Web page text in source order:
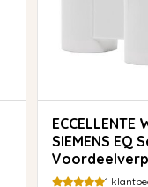
ECCELLENTE Waterfilter voor
SIEMENS EQ
1